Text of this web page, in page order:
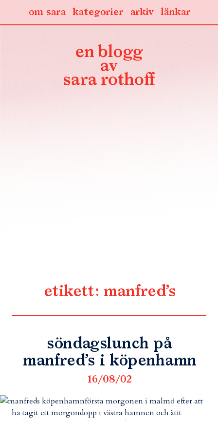
länkar
arkiv
kategorier
om sara
etikett: manfred’s
söndagslunch på
manfred’s i köpenhamn
16/08/02
första morgonen i malmö efter att
ha tagit ett morgondopp i västra hamnen och ätit